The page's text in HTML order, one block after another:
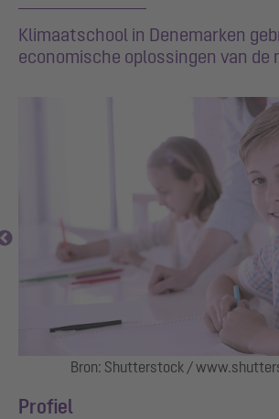
Klimaatschool in Denemarken
economische oplossingen van de
Bron: Shutterstock /
Profiel